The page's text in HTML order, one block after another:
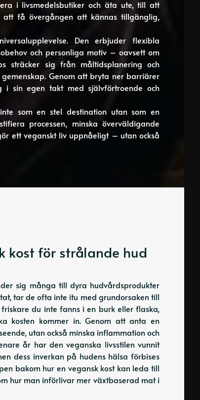
i livsmedelsbutiker och äta ute, till att
få övergången att kännas tillgänglig,
Den erbjuder flexibla
och personliga motiv – oavsett om
sträcker sig från måltidsplanering och
Genom att bryta ner barriärer
sin egen takt med självförtroende och
som en stel destination utan som en
processen, minska överväldigande
ett veganskt liv uppnåeligt – utan också
kost för strålande hud
sig många till dyra hudvårdsprodukter
tar de ofta inte itu med grundorsaken till
du inte fanns i en burk eller flaska,
kosten kommer in. Genom att anta en
utan också minska inflammation och
år har den veganska livsstilen vunnit
dess inverkan på hudens hälsa förbises
bakom hur en vegansk kost kan leda till
hur man införlivar mer växtbaserad mat i